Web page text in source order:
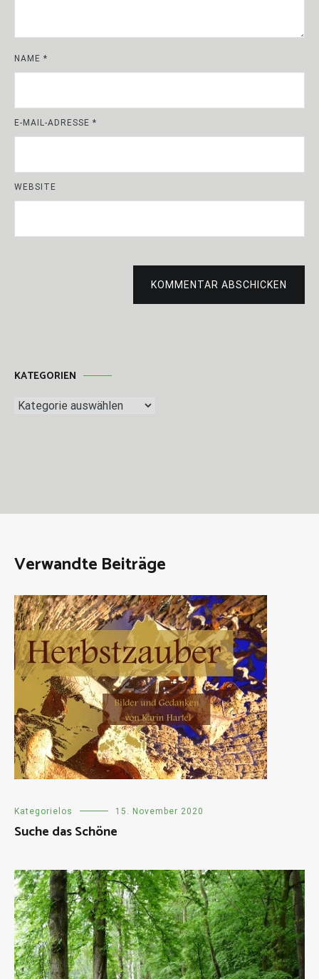
NAME *
E-MAIL-ADRESSE *
WEBSITE
KOMMENTAR ABSCHICKEN
KATEGORIEN
Kategorien
Verwandte Beiträge
Kategorielos 15. November 2020
Suche das Schöne